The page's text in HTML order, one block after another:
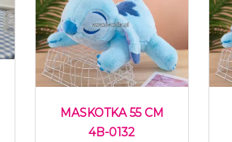
MASKOTKA 55 CM
4B-0132